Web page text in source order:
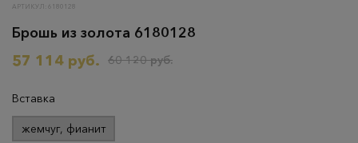
АРТИКУЛ: 6180128
Брошь из золота 6180128
57 114 руб.
60 120 руб.
Вставка
жемчуг, фианит